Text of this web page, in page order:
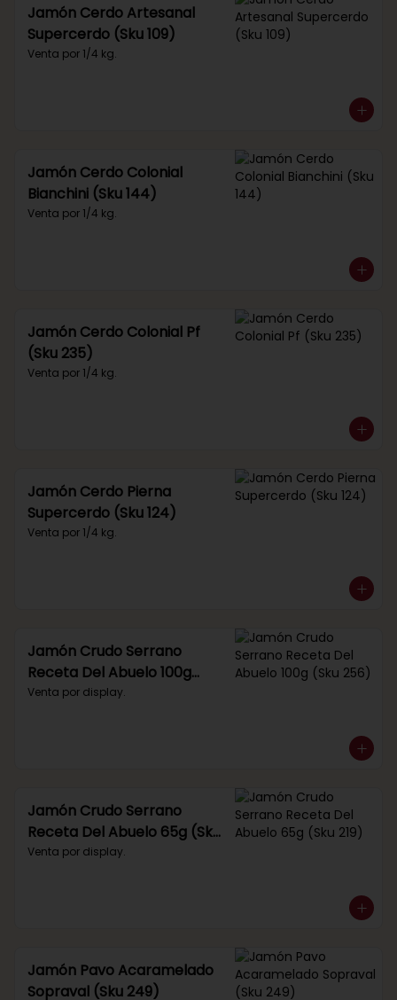
Jamón Cerdo Artesanal
Supercerdo (Sku 109)
Venta por 1/4 kg.
Jamón Cerdo Colonial
Bianchini (Sku 144)
Venta por 1/4 kg.
Jamón Cerdo Colonial Pf
(Sku 235)
Venta por 1/4 kg.
Jamón Cerdo Pierna
Supercerdo (Sku 124)
Venta por 1/4 kg.
Jamón Crudo Serrano
Receta Del Abuelo 100g
(Sku 256)
Venta por display.
Jamón Crudo Serrano
Receta Del Abuelo 65g (Sku
219)
Venta por display.
Jamón Pavo Acaramelado
Sopraval (Sku 249)